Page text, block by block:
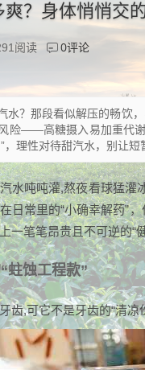
？身体悄悄交
阅读 0评论
水？那段看似解压的畅饮
险——高糖摄入易加重代
，理性对待甜汽水，别让短
水吨吨灌,熬夜看球猛
日常里的“小确幸解药”
一笔笔昂贵且不可逆的“
蛀蚀工程款”
齿,可它不是牙齿的“清